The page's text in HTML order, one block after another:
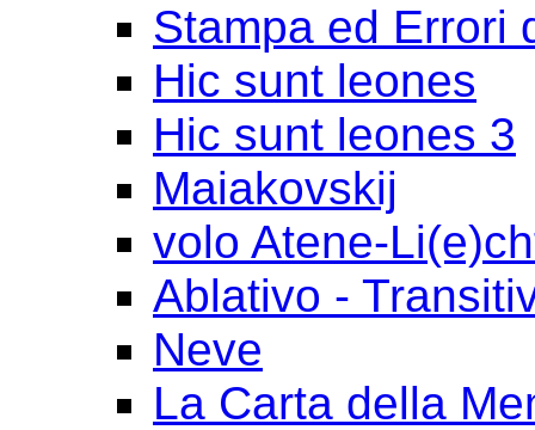
Stampa ed Errori
Hic sunt leones
Hic sunt leones 3
Maiakovskij
volo Atene-
Ablativo -
Neve
La Carta della